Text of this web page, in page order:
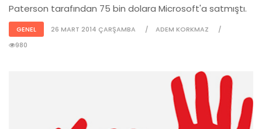
Paterson tarafından 75 bin dolara Microsoft'a satmıştı.
GENEL 26 MART 2014 ÇARŞAMBA
ADEM KORKMAZ
980